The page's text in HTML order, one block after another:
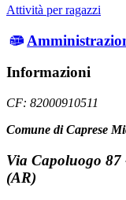
Attività per ragazzi
Informazioni
CF: 82000910511
Comune di Caprese
Via Capoluogo 87
(AR)